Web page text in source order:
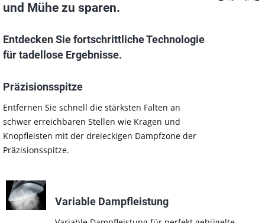
und Mühe zu sparen.
Entdecken Sie fortschrittliche Technologie
für tadellose Ergebnisse.
Präzisionsspitze
Entfernen Sie schnell die stärksten Falten an
schwer erreichbaren Stellen wie Kragen und
Knopfleisten mit der dreieckigen Dampfzone der
Präzisionsspitze.
Variable Dampfleistung